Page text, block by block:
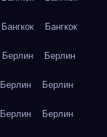
Бангкок Бангкок
Берлин Берлин
Берлин Берлин
Берлин Берлин